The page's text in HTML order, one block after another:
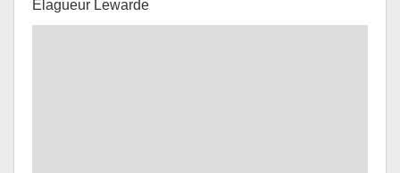
Elagueur Lewarde